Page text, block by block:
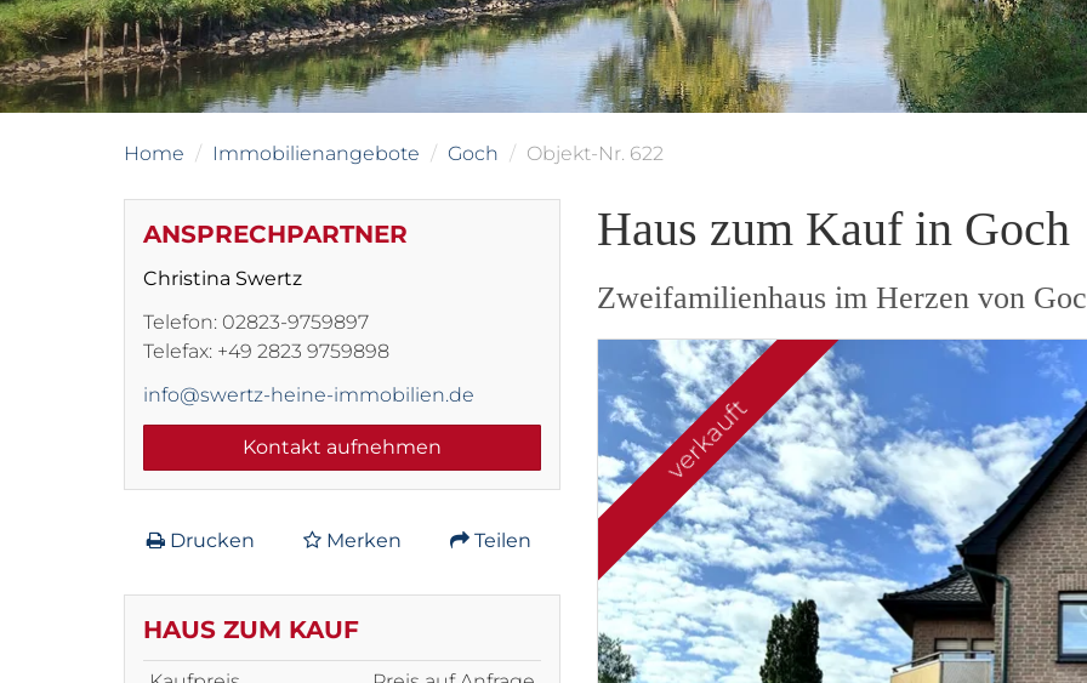
Home Immobilienangebote Goch Objekt-Nr. 622
Haus zum Kauf in Goch
Zweifamilienhaus im Herzen von
verkauft
ANSPRECHPARTNER
Christina Swertz
Telefon: 02823-9759897
Telefax: +49 2823 9759898
info@swertz-heine-immobilien.de
Kontakt aufnehmen
Drucken Merken Teilen
HAUS ZUM KAUF